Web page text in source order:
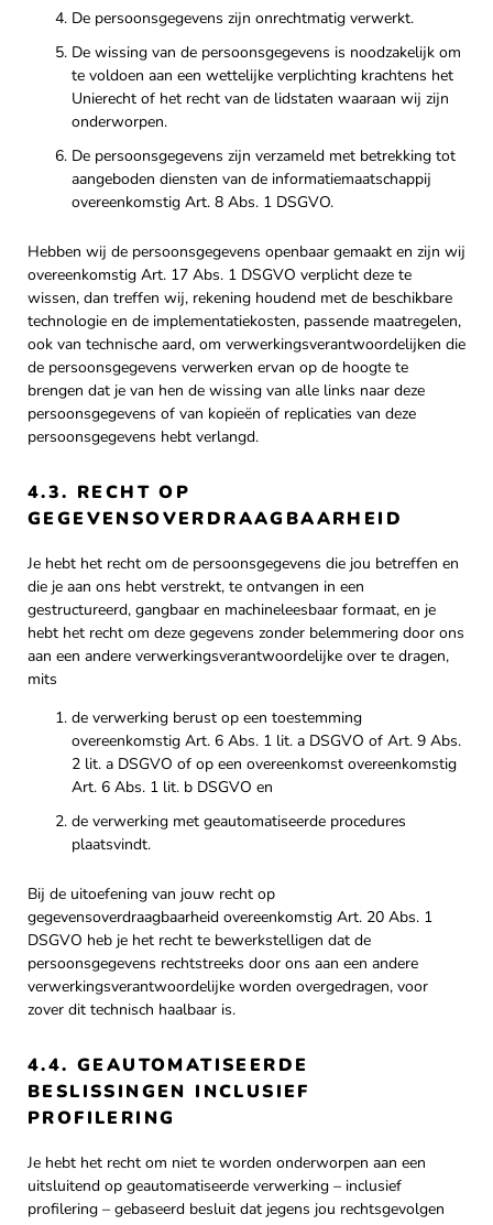
De persoonsgegevens zijn onrechtmatig verwerkt.
De wissing van de persoonsgegevens is noodzakelijk om
te voldoen aan een wettelijke verplichting krachtens het
Unierecht of het recht van de lidstaten waaraan wij zijn
onderworpen.
De persoonsgegevens zijn verzameld met betrekking tot
aangeboden diensten van de informatiemaatschappij
overeenkomstig Art. 8 Abs. 1 DSGVO.
Hebben wij de persoonsgegevens openbaar gemaakt en zijn wij
overeenkomstig Art. 17 Abs. 1 DSGVO verplicht deze te
wissen, dan treffen wij, rekening houdend met de beschikbare
technologie en de implementatiekosten, passende maatregelen,
ook van technische aard, om verwerkingsverantwoordelijken die
de persoonsgegevens verwerken ervan op de hoogte te
brengen dat je van hen de wissing van alle links naar deze
persoonsgegevens of van kopieën of replicaties van deze
persoonsgegevens hebt verlangd.
4.3. RECHT OP
GEGEVENSOVERDRAAGBAARHEID
Je hebt het recht om de persoonsgegevens die jou betreffen en
die je aan ons hebt verstrekt, te ontvangen in een
gestructureerd, gangbaar en machineleesbaar formaat, en je
hebt het recht om deze gegevens zonder belemmering door ons
aan een andere verwerkingsverantwoordelijke over te dragen,
mits
de verwerking berust op een toestemming
overeenkomstig Art. 6 Abs. 1 lit. a DSGVO of Art. 9 Abs.
2 lit. a DSGVO of op een overeenkomst overeenkomstig
Art. 6 Abs. 1 lit. b DSGVO en
de verwerking met geautomatiseerde procedures
plaatsvindt.
Bij de uitoefening van jouw recht op
gegevensoverdraagbaarheid overeenkomstig Art. 20 Abs. 1
DSGVO heb je het recht te bewerkstelligen dat de
persoonsgegevens rechtstreeks door ons aan een andere
verwerkingsverantwoordelijke worden overgedragen, voor
zover dit technisch haalbaar is.
4.4. GEAUTOMATISEERDE
BESLISSINGEN INCLUSIEF
PROFILERING
Je hebt het recht om niet te worden onderworpen aan een
uitsluitend op geautomatiseerde verwerking – inclusief
profilering – gebaseerd besluit dat jegens jou rechtsgevolgen